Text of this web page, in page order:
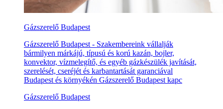
Gázszerelő Budapest
Gázszerelő Budapest - Szakembereink vállalják
bármilyen márkájú, típusú és korú kazán, bojler,
konvektor, vízmelegítő, és egyéb gázkészülék javítását,
szerelését, cseréjét és karbantartását garanciával
Budapest és környékén Gázszerelő Budapest kapc
Gázszerelő Budapest